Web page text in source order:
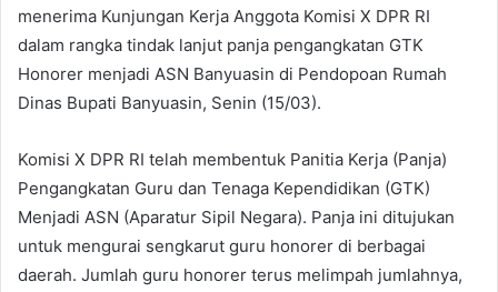
menerima Kunjungan Kerja Anggota Komisi X DPR RI
dalam rangka tindak lanjut panja pengangkatan GTK
Honorer menjadi ASN Banyuasin di Pendopoan Rumah
Dinas Bupati Banyuasin, Senin (15/03).
Komisi X DPR RI telah membentuk Panitia Kerja (Panja)
Pengangkatan Guru dan Tenaga Kependidikan (GTK)
Menjadi ASN (Aparatur Sipil Negara). Panja ini ditujukan
untuk mengurai sengkarut guru honorer di berbagai
daerah. Jumlah guru honorer terus melimpah jumlahnya,